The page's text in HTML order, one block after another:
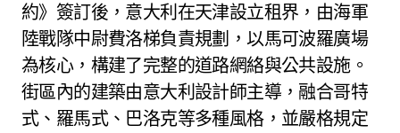
約》簽訂後，意大利在天津設立租界，由海軍
陸戰隊中尉費洛梯負責規劃，以馬可波羅廣場
為核心，構建了完整的道路網絡與公共設施。
街區內的建築由意大利設計師主導，融合哥特
式、羅馬式、巴洛克等多種風格，並嚴格規定